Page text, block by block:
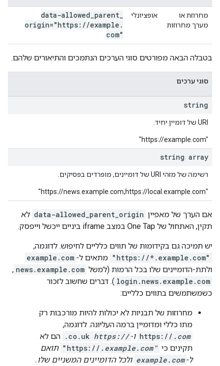
מחרוזת או
מערך מחרוזות
אופציונלי data-allowed parent
origin="https: //example .
com"
בטבלה הבאה מפורטים סוגי הערכים הנתמכים והתיאורים שלהם.
סוגי ערכים
string
‫URI של דומיין יחיד.
‪"https://example.com"
string array
רשימה של מזהי URI של דומיינים, מופרדים בפסיקים.
"https://news.example.com,https://local.example.com"
אם הערך של מאפיין data-allowed_parent_origin לא
תקין, האתחול של One Tap במצב iframe ביניים ייכשל וייפסק.
יש תמיכה גם בקידומות של תווים כלליים לחיפוש. לדוגמה,
"https://*.example.com" מתאים ל- example.com
ולתת-הדומיינים שלו בכל הרמות (למשל news.example.com
,‏
login.news.example.com ). דברים שחשוב לזכור
כשמשתמשים בתווים כלליים:
מחרוזות של תבניות לא יכולות להיות מורכבות רק
מתו כללי ומדומיין ברמה העליונה. לדוגמה,
https:// .com ו- https://
.co.uk הם לא
תקינים כי
"https:// .example.com"
תואם
ל- example.com ולכל הדומיינים המשניים שלו.